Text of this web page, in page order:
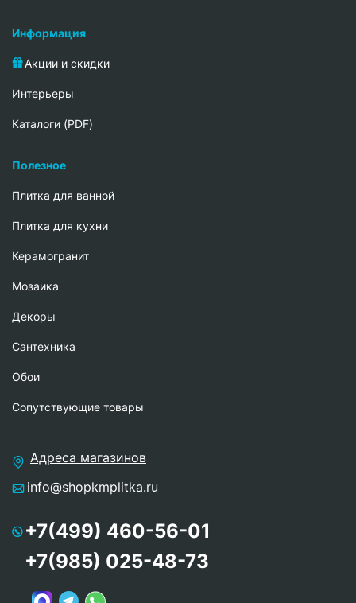
Информация
Акции и скидки
Интерьеры
Каталоги (PDF)
Полезное
Плитка для ванной
Плитка для кухни
Керамогранит
Мозаика
Декоры
Сантехника
Обои
Сопутствующие товары
Адреса магазинов
info@shopkmplitka.ru
+7(499) 460-56-01
+7(985) 025-48-73